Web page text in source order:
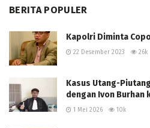
BERITA POPULER
Kapolri Diminta
22 Desember 2023 26k
Kasus Utang-
dengan Ivon Burhan
1 Mei 2026 10k